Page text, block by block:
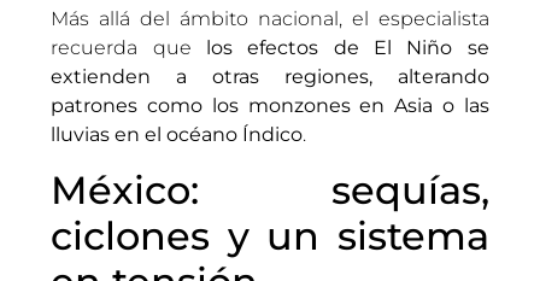
Más allá del ámbito nacional, el especialista
recuerda que
los efectos de El Niño se
extienden a otras regiones, alterando
patrones como los monzones en Asia o las
lluvias en el océano Índico.
México: sequías,
ciclones y un sistema